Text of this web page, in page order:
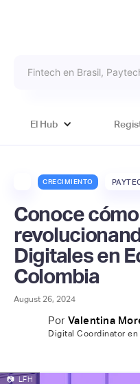
El Hub
CRECIMIENTO
Conoce
Digitales en
Colombia
August 26, 2024
Por Valentina
Digital Coordinator
📷 LFH